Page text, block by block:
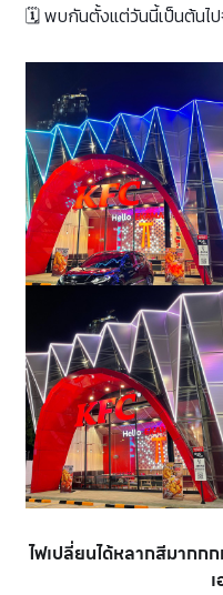
🗓 พบกันตั้งแต่วันนี้เป็นต้นไป
ไฟเปลี่ยนได้หลากสีมากก